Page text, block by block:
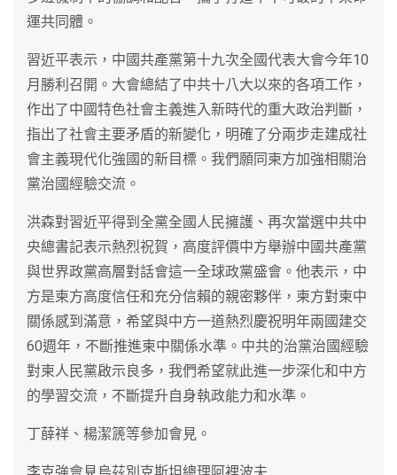
運共同體。
習近平表示，中國共產黨第十九次全國代表大會今年10
月勝利召開。大會總結了中共十八大以來的各項工作，
作出了中國特色社會主義進入新時代的重大政治判斷，
指出了社會主要矛盾的新變化，明確了分兩步走建成社
會主義現代化強國的新目標。我們願同柬方加強相關治
黨治國經驗交流。
洪森對習近平得到全黨全國人民擁護、再次當選中共中
央總書記表示熱烈祝賀，高度評價中方舉辦中國共產黨
與世界政黨高層對話會這一全球政黨盛會。他表示，中
方是柬方高度信任和充分信賴的親密夥伴，柬方對柬中
關係感到滿意，希望與中方一道熱烈慶祝明年兩國建交
60週年，不斷推進柬中關係水準。中共的治黨治國經驗
對柬人民黨啟示良多，我們希望就此進一步深化和中方
的學習交流，不斷提升自身執政能力和水準。
丁薛祥、楊潔篪等參加會見。